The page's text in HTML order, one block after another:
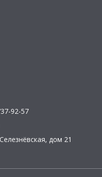
92-57
дом 21